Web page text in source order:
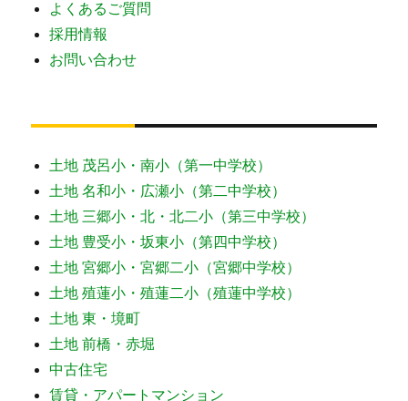
よくあるご質問
採用情報
お問い合わせ
土地 茂呂小・南小（第一中学校）
土地 名和小・広瀬小（第二中学校）
土地 三郷小・北・北二小（第三中学校）
土地 豊受小・坂東小（第四中学校）
土地 宮郷小・宮郷二小（宮郷中学校）
土地 殖蓮小・殖蓮二小（殖蓮中学校）
土地 東・境町
土地 前橋・赤堀
中古住宅
賃貸・アパートマンション